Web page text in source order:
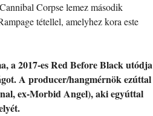
Corpse lemez második
tétellel, amelyhez kora este
a 2017-es Red Before Black utódja
A producer/hangmérnök ezúttal
ex-Morbid Angel), aki egyúttal